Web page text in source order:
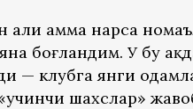
ҳамма нарса
боғландим. У бу
— клубга янги
шахслар»